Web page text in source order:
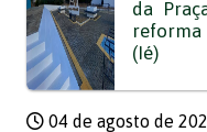
da
(Ié)
04 de agosto de